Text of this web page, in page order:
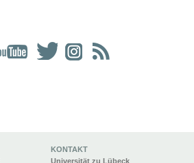
KONTAKT
Universität zu Lübeck